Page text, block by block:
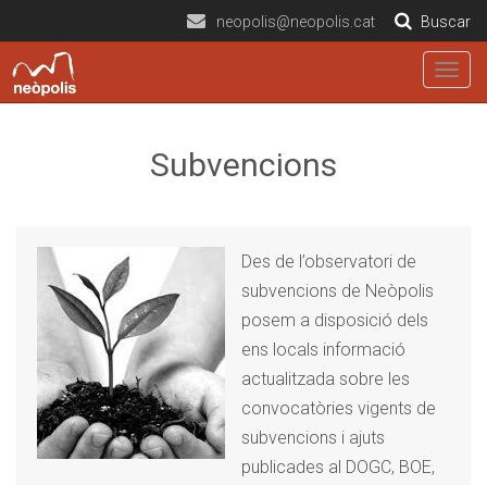
neopolis@neopolis.cat Buscar
Subvencions
Des de l’observatori de
subvencions de Neòpolis
posem a disposició dels
ens locals informació
actualitzada sobre les
convocatòries vigents de
subvencions i ajuts
publicades al DOGC, BOE,